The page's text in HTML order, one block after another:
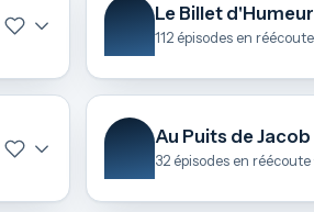
Le Billet d'Humeur
Au Puits de Jacob